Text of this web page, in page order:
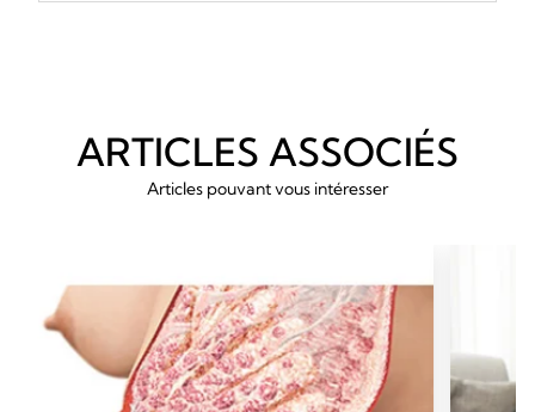
ARTICLES ASSOCIÉS
Articles pouvant vous intéresser